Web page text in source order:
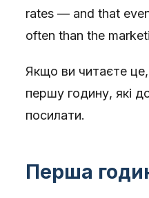
rates — and that
often than the
Якщо ви читаєте
першу годину, які
посилати.
Перша